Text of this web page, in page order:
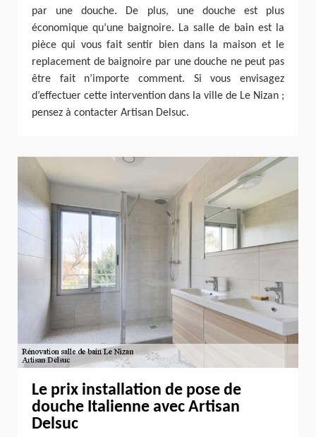
par une douche. De plus, une douche est plus
économique qu’une baignoire. La salle de bain est la
pièce qui vous fait sentir bien dans la maison et le
replacement de baignoire par une douche ne peut pas
être fait n’importe comment. Si vous envisagez
d’effectuer cette intervention dans la ville de Le Nizan ;
pensez à contacter Artisan Delsuc.
Le prix installation de pose de
douche Italienne avec Artisan
Delsuc